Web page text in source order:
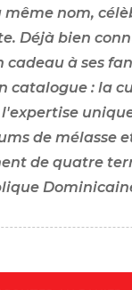
nom,
Déjà bien
à ses
catalogue : la
de mélasse
de quatre